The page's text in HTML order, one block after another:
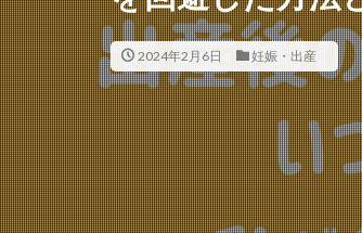
2024年2月6日 妊娠・出産